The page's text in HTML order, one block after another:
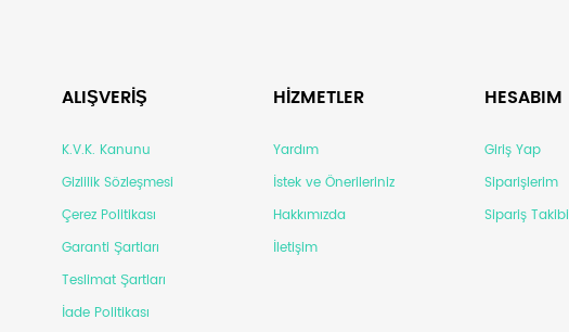
ALIŞVERİŞ
K.V.K. Kanunu
Gizlilik Sözleşmesi
Çerez Politikası
Garanti Şartları
Teslimat Şartları
İade Politikası
HİZMETLER
Yardım
İstek ve Önerileriniz
Hakkımızda
İletişim
HESABIM
Giriş Yap
Siparişlerim
Sipariş Takibi